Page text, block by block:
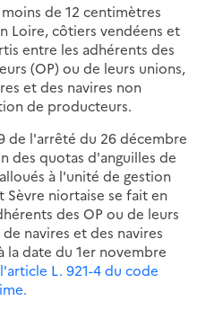
de 12 centimètres
Loire, côtiers vendéens et
entre les adhérents des
(OP) ou de leurs unions,
et des navires non
de producteurs.
de l'arrêté du 26 décembre
des quotas d'anguilles de
à l'unité de gestion
Sèvre niortaise se fait en
des OP ou de leurs
navires et des navires
la date du 1er novembre
l'article L. 921-4 du code